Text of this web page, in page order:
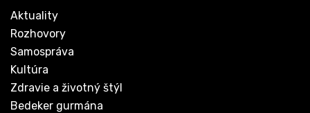
Aktuality
Rozhovory
Samospráva
Kultúra
Zdravie a životný štýl
Bedeker gurmána